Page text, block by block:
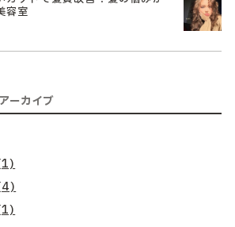
容室
ーカイブ